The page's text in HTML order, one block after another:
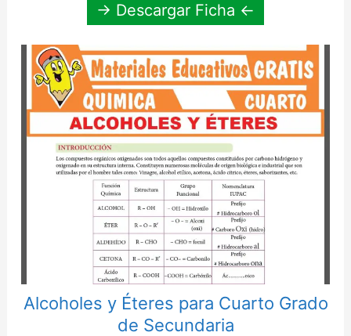
→ Descargar Ficha ←
Alcoholes y Éteres para Cuarto Grado
de Secundaria